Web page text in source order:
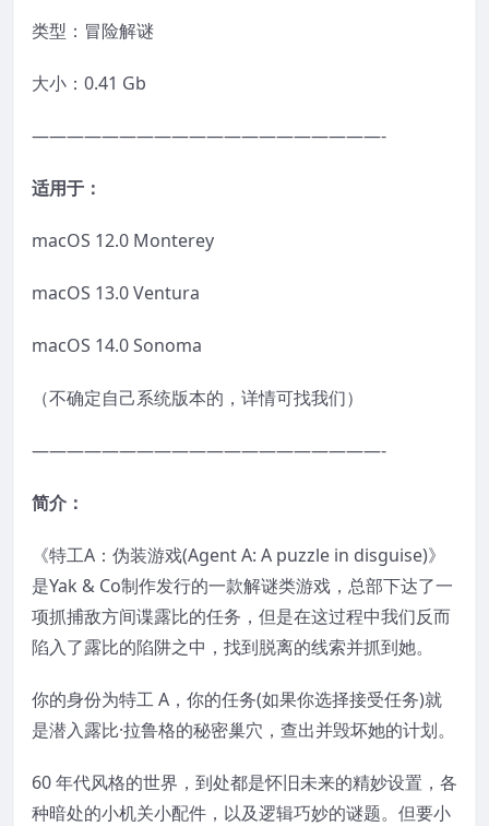
类型：冒险解谜
大小：0.41 Gb
————————————————————-
适用于：
macOS 12.0 Monterey
macOS 13.0 Ventura
macOS 14.0 Sonoma
（不确定自己系统版本的，详情可找我们）
————————————————————-
简介：
《特工A：伪装游戏(Agent A: A puzzle in disguise)》
是Yak & Co制作发行的一款解谜类游戏，总部下达了一
项抓捕敌方间谍露比的任务，但是在这过程中我们反而
陷入了露比的陷阱之中，找到脱离的线索并抓到她。
你的身份为特工 A，你的任务(如果你选择接受任务)就
是潜入露比·拉鲁格的秘密巢穴，查出并毁坏她的计划。
60 年代风格的世界，到处都是怀旧未来的精妙设置，各
种暗处的小机关小配件，以及逻辑巧妙的谜题。但要小